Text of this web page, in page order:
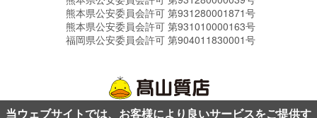
熊本県公安委員会許可 第931280001871号
熊本県公安委員会許可 第931010000163号
福岡県公安委員会許可 第904011830001号
当ウェブサイトでは、お客様により良いサービスをご提供す